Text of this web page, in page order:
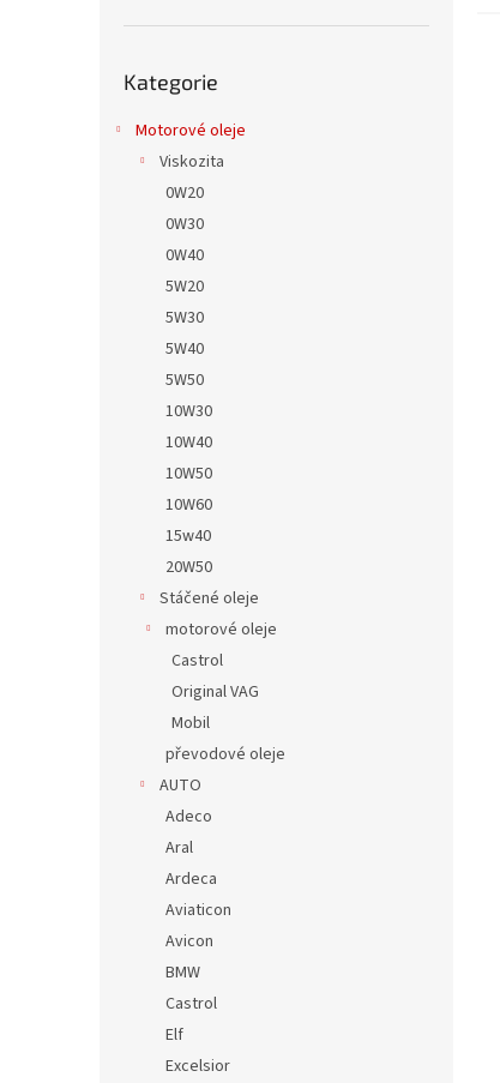
kategorie
Kategorie
Motorové oleje
Viskozita
0W20
0W30
0W40
5W20
5W30
5W40
5W50
10W30
10W40
10W50
10W60
15w40
20W50
Stáčené oleje
motorové oleje
Castrol
Original VAG
Mobil
převodové oleje
AUTO
Adeco
Aral
Ardeca
Aviaticon
Avicon
BMW
Castrol
Elf
Excelsior